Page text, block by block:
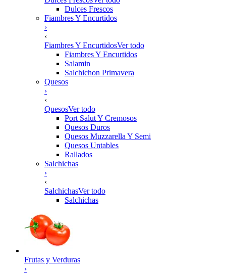
Dulces Frescos
Fiambres Y Encurtidos
›
‹
Fiambres Y EncurtidosVer todo
Fiambres Y Encurtidos
Salamin
Salchichon Primavera
Quesos
›
‹
QuesosVer todo
Port Salut Y Cremosos
Quesos Duros
Quesos Muzzarella Y Semi
Quesos Untables
Rallados
Salchichas
›
‹
SalchichasVer todo
Salchichas
Frutas y Verduras
›